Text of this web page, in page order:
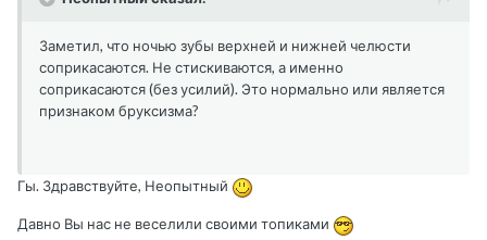
Заметил, что ночью зубы верхней и нижней челюсти
соприкасаются. Не стискиваются, а именно
соприкасаются (без усилий). Это нормально или является
признаком бруксизма?
Гы. Здравствуйте, Неопытный
Давно Вы нас не веселили своими топиками